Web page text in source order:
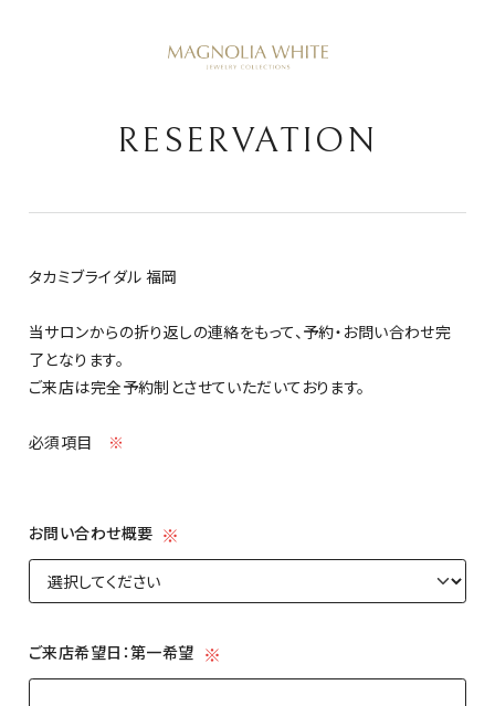
RESERVATION
タカミブライダル 福岡
当サロンからの折り返しの連絡をもって、予約・お問い合わせ完
了となります。
ご来店は完全予約制とさせていただいております。
必須項目 ※
お問い合わせ概要
お問い合わせ概要
ご来店希望日：第一希望
ご来店希望日：第一希望